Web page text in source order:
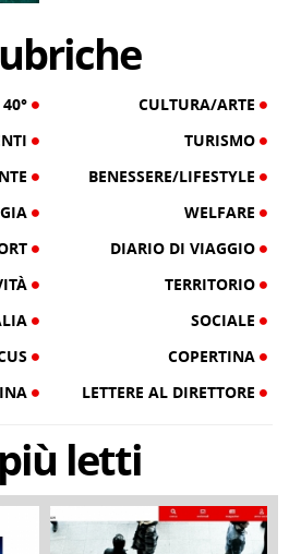
CULTURA/ARTE
TURISMO
BENESSERE/LIFESTYLE
WELFARE
DIARIO DI VIAGGIO
TERRITORIO
SOCIALE
COPERTINA
LETTERE AL DIRETTORE
più letti